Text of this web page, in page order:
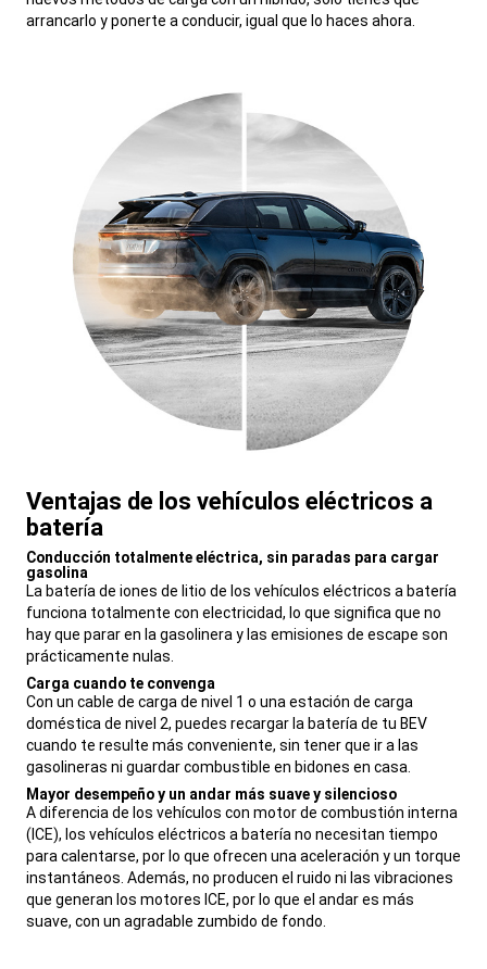
arrancarlo y ponerte a conducir, igual que lo haces ahora.
Ventajas de los vehículos eléctricos a
batería
Conducción totalmente eléctrica, sin paradas para cargar
gasolina
,La batería de iones de litio de los vehículos eléctricos a batería
funciona totalmente con electricidad, lo que significa que no
hay que parar en la gasolinera y las emisiones de escape son
prácticamente nulas.
Carga cuando te convenga
,Con un cable de carga de nivel 1 o una estación de carga
doméstica de nivel 2, puedes recargar la batería de tu BEV
cuando te resulte más conveniente, sin tener que ir a las
gasolineras ni guardar combustible en bidones en casa.
,
Mayor desempeño y un andar más suave y silencioso
A diferencia de los vehículos con motor de combustión interna
(ICE), los vehículos eléctricos a batería no necesitan tiempo
para calentarse, por lo que ofrecen una aceleración y un torque
instantáneos. Además, no producen el ruido ni las vibraciones
que generan los motores ICE, por lo que el andar es más
suave, con un agradable zumbido de fondo.